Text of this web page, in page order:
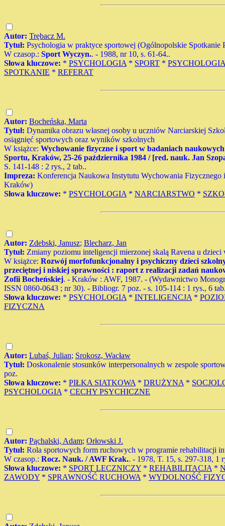
Autor: Trębacz M.
Tytuł: Psychologia w praktyce sportowej (Ogólnopolskie
W czasop.: Sport Wyczyn.. - 1988, nr 10, s. 61-64..
Słowa kluczowe: * PSYCHOLOGIA * SPORT *
SPOTKANIE * REFERAT
Autor: Bocheńska, Marta
Tytuł: Dynamika obrazu własnej osoby u uczniów Narciarskiej
osiągnięć sportowych oraz wyników szkolnych
W książce: Wychowanie fizyczne i sport w badaniach
Sportu, Kraków, 25-26 października 1984 / [red. nauk. Jan
S. 141-148 : 2 rys., 2 tab..
Impreza: Konferencja Naukowa Instytutu Wychowania
Kraków)
Słowa kluczowe: * PSYCHOLOGIA * NARCIARSTWO *
Autor: Zdebski, Janusz; Blecharz, Jan
Tytuł: Zmiany poziomu inteligencji mierzonej skalą Ravena u
W książce: Rozwój morfofunkcjonalny i psychiczny dzieci
przeciętnej i niskiej sprawności : raport z realizacji zadań
Zofii Bocheńskiej. - Kraków : AWF, 1987. - (Wydawnictwo
ISSN 0860-0643 ; nr 30). - Bibliogr. 7 poz. - s. 105-114 : 1 rys., 6
Słowa kluczowe: * PSYCHOLOGIA * INTELIGENCJA *
FIZYCZNA
Autor: Lubaś, Julian; Srokosz, Wacław
Tytuł: Doskonalenie stosunków interpersonalnych w zespole
poz.
Słowa kluczowe: * PIŁKA SIATKOWA * DRUŻYNA *
PSYCHOLOGIA * CECHY PSYCHICZNE
Autor: Pąchalski, Adam; Orłowski J.
Tytuł: Rola sportowych form ruchowych w programie rehabilitacji
W czasop.: Rocz. Nauk. / AWF Krak.. - 1978, T. 15, s. 297-318, 1
Słowa kluczowe: * SPORT LECZNICZY * REHABILITACJA *
ZAWODY * SPRAWNOŚĆ RUCHOWA * WYDOLNOŚĆ